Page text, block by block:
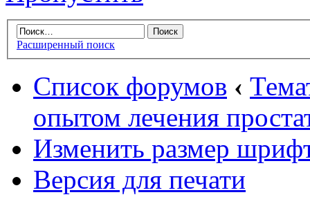
Расширенный поиск
Список форумов ‹
опытом лечения
Изменить размер
Версия для печати